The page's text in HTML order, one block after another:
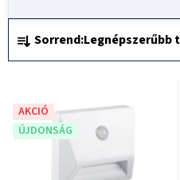
T
e
m
é
Sorrend:Legnépszerűbb
r
m
é
e
k
AKCIÓ
ÚJDONSÁG